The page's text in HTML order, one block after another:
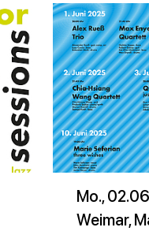
Mo.,
Weimar,